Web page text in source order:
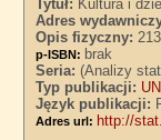
Tytuł: Kultura i
Adres
Opis fizyczny:
p-ISBN: brak
Seria:(Analizy
Typ publikacji:
Język publikacji:
Adres url: http://